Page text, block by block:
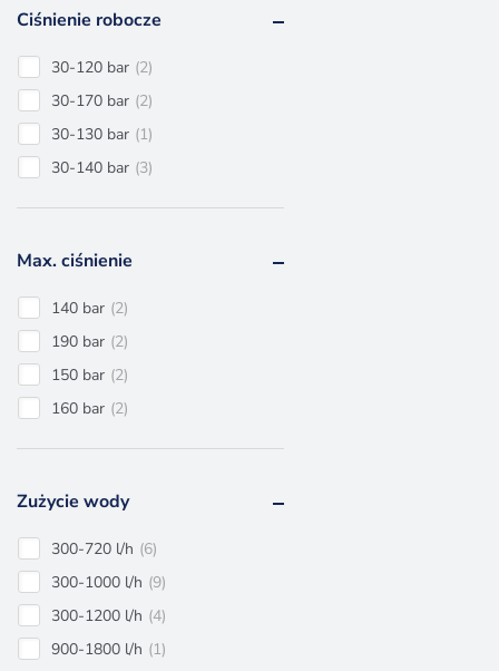
Ciśnienie robocze
30-120 bar 2
30-170 bar 2
30-130 bar 1
30-140 bar 3
Max. ciśnienie
140 bar 2
190 bar 2
150 bar 2
160 bar 2
Zużycie wody
300-720 l/h 6
300-1000 l/h 9
300-1200 l/h 4
900-1800 l/h
1